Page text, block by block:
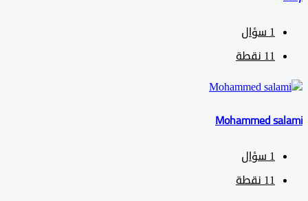
سؤال
نقطة
Mohammed
سؤال
نقطة